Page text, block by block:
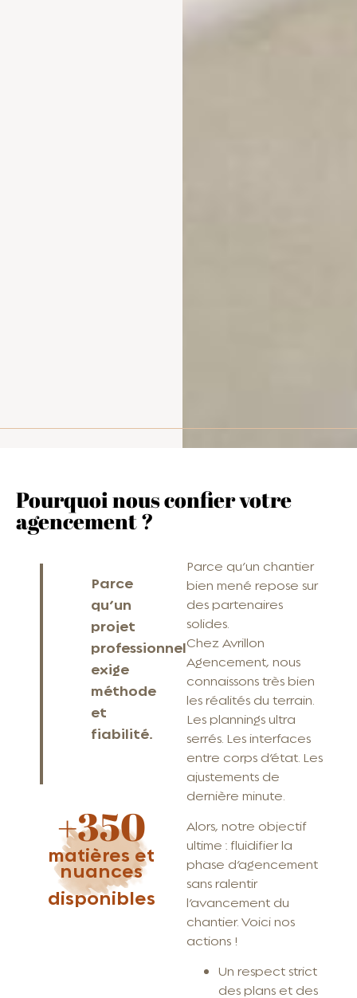
Pourquoi nous confier votre
agencement ?
Parce
qu’un
projet
professionnel
exige
méthode
et
fiabilité.
+350
matières et
nuances
disponibles
Parce qu’un chantier
bien mené repose sur
des partenaires
solides.
Chez Avrillon
Agencement, nous
connaissons très bien
les réalités du terrain.
Les plannings ultra
serrés. Les interfaces
entre corps d’état. Les
ajustements de
dernière minute.
Alors, notre objectif
ultime : fluidifier la
phase d’agencement
sans ralentir
l’avancement du
chantier. Voici nos
actions !
Un respect strict
des plans et des